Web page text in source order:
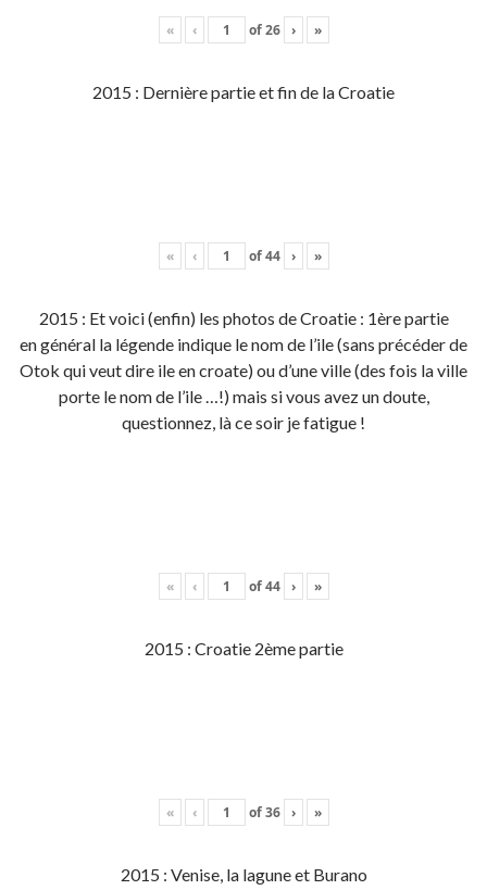
« ‹ of26 › »
2015 : Dernière partie et fin de la Croatie
« ‹ of44 › »
2015 : Et voici (enfin) les photos de Croatie : 1ère partie
en général la légende indique le nom de l’ile (sans précéder de
Otok qui veut dire ile en croate) ou d’une ville (des fois la ville
porte le nom de l’ile …!) mais si vous avez un doute,
questionnez, là ce soir je fatigue !
« ‹ of44 › »
2015 : Croatie 2ème partie
« ‹ of36 › »
2015 : Venise, la lagune et Burano